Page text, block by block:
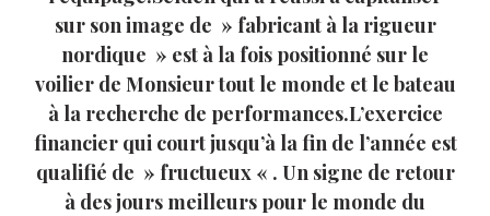
sur son image de » fabricant à la rigueur
nordique » est à la fois positionné sur le
voilier de Monsieur tout le monde et le bateau
à la recherche de performances.L’exercice
financier qui court jusqu’à la fin de l’année est
qualifié de » fructueux « . Un signe de retour
à des jours meilleurs pour le monde du